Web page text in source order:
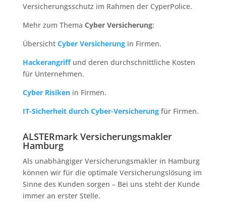
Versicherungsschutz im Rahmen der CyperPolice.
Mehr zum Thema Cyber Versicherung:
Übersicht Cyber Versicherungin Firmen.
Hackerangriffund deren durchschnittliche Kosten
für Unternehmen.
Cyber Risikenin Firmen.
IT-Sicherheit durch Cyber-Versicherungfür Firmen.
ALSTERmark Versicherungsmakler
Hamburg
Als unabhängiger Versicherungsmakler in Hamburg
können wir für die optimale Versicherungslösung im
Sinne des Kunden sorgen – Bei uns steht der Kunde
immer an erster Stelle.